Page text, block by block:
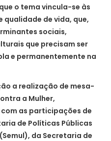
o tema vincula-se às
qualidade de vida, que,
sociais,
que precisam ser
e permanentemente na
a realização de mesa-
a Mulher,
as participações de
de Políticas Públicas
da Secretaria de